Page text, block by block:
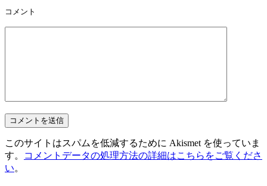
コメント
このサイトはスパムを低減するために Akismet を使っていま
す。
コメントデータの処理方法の詳細はこちらをご覧くださ
い。